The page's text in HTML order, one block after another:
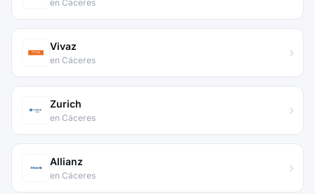
en Cáceres
Vivaz
en Cáceres
Zurich
en Cáceres
Allianz
en Cáceres